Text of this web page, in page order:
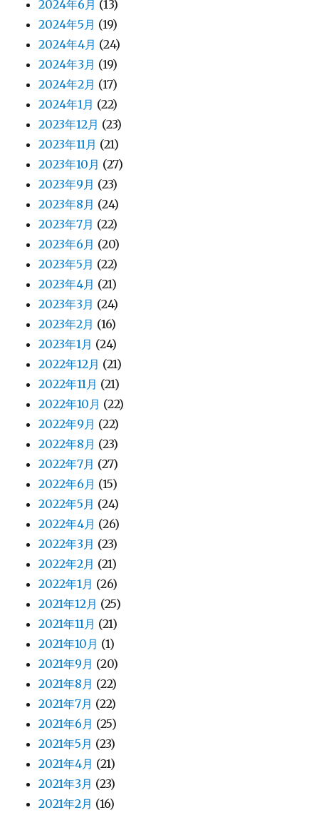
2024年6月 (13)
2024年5月 (19)
2024年4月 (24)
2024年3月 (19)
2024年2月 (17)
2024年1月 (22)
2023年12月 (23)
2023年11月 (21)
2023年10月 (27)
2023年9月 (23)
2023年8月 (24)
2023年7月 (22)
2023年6月 (20)
2023年5月 (22)
2023年4月 (21)
2023年3月 (24)
2023年2月 (16)
2023年1月 (24)
2022年12月 (21)
2022年11月 (21)
2022年10月 (22)
2022年9月 (22)
2022年8月 (23)
2022年7月 (27)
2022年6月 (15)
2022年5月 (24)
2022年4月 (26)
2022年3月 (23)
2022年2月 (21)
2022年1月 (26)
2021年12月 (25)
2021年11月 (21)
2021年10月 (1)
2021年9月 (20)
2021年8月 (22)
2021年7月 (22)
2021年6月 (25)
2021年5月 (23)
2021年4月 (21)
2021年3月 (23)
2021年2月 (16)